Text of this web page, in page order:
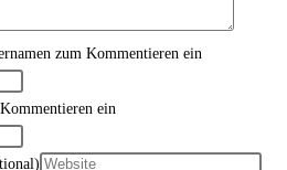
zum Kommentieren ein
ein